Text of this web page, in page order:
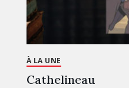
À LA UNE
Cathelineau